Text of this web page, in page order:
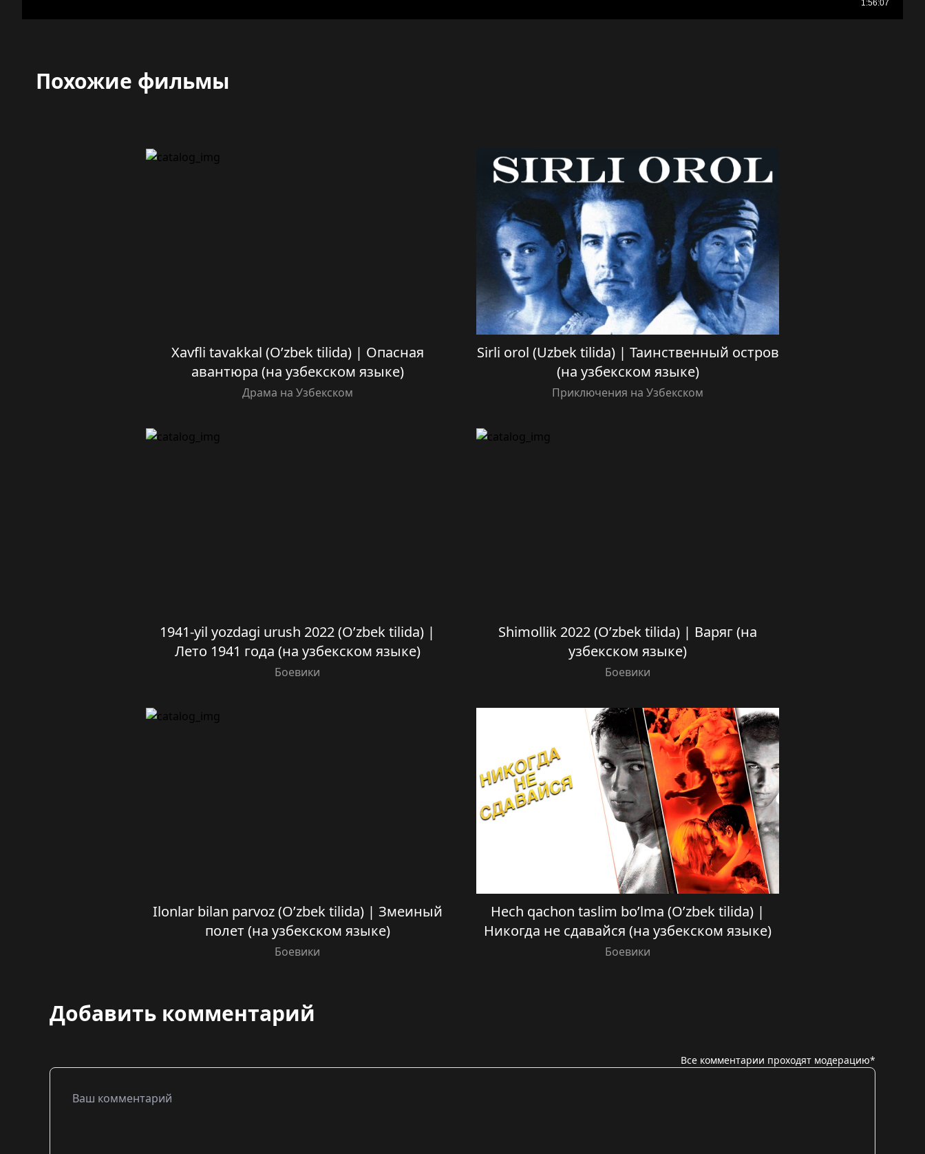
Похожие фильмы
Xavfli tavakkal (O’zbek tilida) | Опасная
авантюра (на узбекском языке)
Драма на Узбекском
Sirli orol (Uzbek tilida) | Таинственный остров
(на узбекском языке)
Приключения на Узбекском
1941-yil yozdagi urush 2022 (O’zbek tilida) |
Лето 1941 года (на узбекском языке)
Боевики
Shimollik 2022 (O’zbek tilida) | Варяг (на
узбекском языке)
Боевики
Ilonlar bilan parvoz (O’zbek tilida) | Змеиный
полет (на узбекском языке)
Боевики
Hech qachon taslim bo’lma (O’zbek tilida) |
Никогда не сдавайся (на узбекском языке)
Боевики
Добавить комментарий
Все комментарии проходят модерацию*